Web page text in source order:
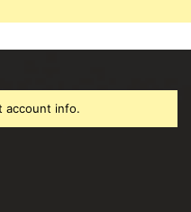
account info.